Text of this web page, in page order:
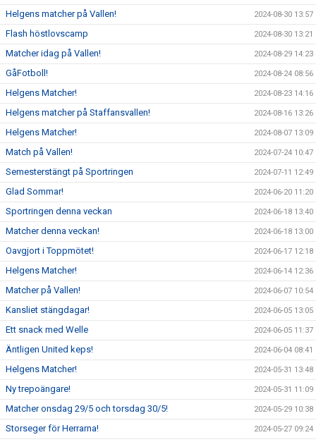
Helgens matcher på Vallen! 2024-08-30 13:57
Flash höstlovscamp 2024-08-30 13:21
Matcher idag på Vallen! 2024-08-29 14:23
GåFotboll! 2024-08-24 08:56
Helgens Matcher! 2024-08-23 14:16
Helgens matcher på Staffansvallen! 2024-08-16 13:26
Helgens Matcher! 2024-08-07 13:09
Match på Vallen! 2024-07-24 10:47
Semesterstängt på Sportringen 2024-07-11 12:49
Glad Sommar! 2024-06-20 11:20
Sportringen denna veckan 2024-06-18 13:40
Matcher denna veckan! 2024-06-18 13:00
Oavgjort i Toppmötet! 2024-06-17 12:18
Helgens Matcher! 2024-06-14 12:36
Matcher på Vallen! 2024-06-07 10:54
Kansliet stängdagar! 2024-06-05 13:05
Ett snack med Welle 2024-06-05 11:37
Äntligen United keps! 2024-06-04 08:41
Helgens Matcher! 2024-05-31 13:48
Ny trepoängare! 2024-05-31 11:09
Matcher onsdag 29/5 och torsdag 30/5! 2024-05-29 10:38
Storseger för Herrarna! 2024-05-27 09:24